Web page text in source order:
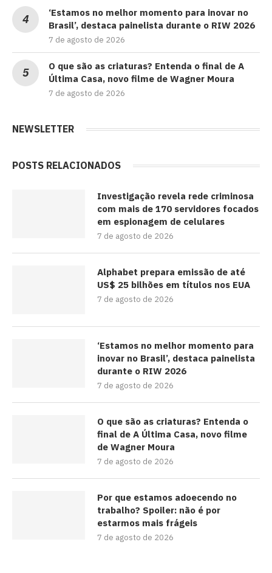
‘Estamos no melhor momento para inovar no
Brasil’, destaca painelista durante o RIW 2026
7 de agosto de 2026
O que são as criaturas? Entenda o final de A
Última Casa, novo filme de Wagner Moura
7 de agosto de 2026
NEWSLETTER
POSTS RELACIONADOS
Investigação revela rede criminosa
com mais de 170 servidores focados
em espionagem de celulares
7 de agosto de 2026
Alphabet prepara emissão de até
US$ 25 bilhões em títulos nos EUA
7 de agosto de 2026
‘Estamos no melhor momento para
inovar no Brasil’, destaca painelista
durante o RIW 2026
7 de agosto de 2026
O que são as criaturas? Entenda o
final de A Última Casa, novo filme
de Wagner Moura
7 de agosto de 2026
Por que estamos adoecendo no
trabalho? Spoiler: não é por
estarmos mais frágeis
7 de agosto de 2026